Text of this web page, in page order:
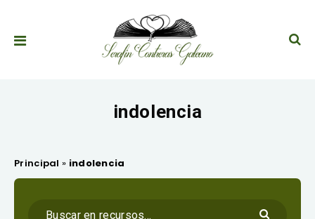
indolencia
Principal » indolencia